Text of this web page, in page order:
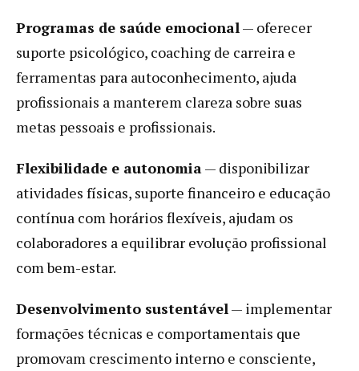
Programas de saúde emocional— oferecer
suporte psicológico, coaching de carreira e
ferramentas para autoconhecimento, ajuda
profissionais a manterem clareza sobre suas
metas pessoais e profissionais.
Flexibilidade e autonomia— disponibilizar
atividades físicas, suporte financeiro e educação
contínua com horários flexíveis, ajudam os
colaboradores a equilibrar evolução profissional
com bem-estar.
Desenvolvimento sustentável— implementar
formações técnicas e comportamentais que
promovam crescimento interno e consciente,